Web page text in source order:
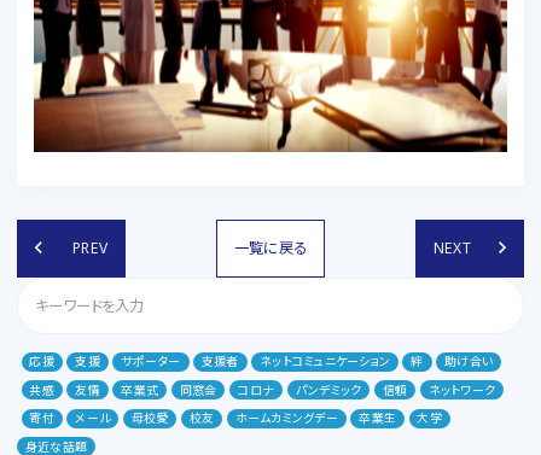
keyboard_arrow_left PREV 一覧に戻る NEXT keyboard_arrow_right
応援 支援 サポーター 支援者 ネットコミュニケーション 絆
助け合い
共感
友情 卒業式 同窓会 コロナ パンデミック 信頼
ネットワーク
寄付
メール 母校愛 校友 ホームカミングデー 卒業生
大学
身近な話題